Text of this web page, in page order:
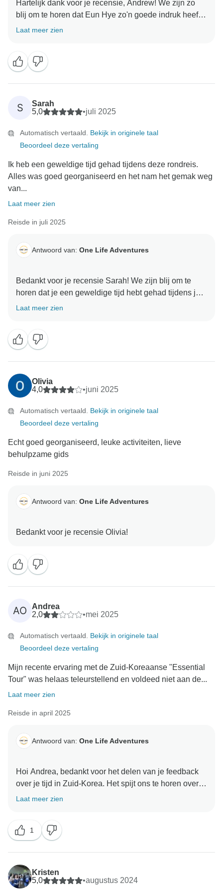
Hartelijk dank voor je recensie, Andrew! We zijn zo
blij om te horen dat Eun Hye zo'n goede indruk heeft
gemaakt, ze is echt ongelooflijk. Het was een
Laat meer zien
S
Sarah
5,0
•juli 2025
Automatisch vertaald. Bekijk in originele taal
Beoordeel deze vertaling
Ik heb een geweldige tijd gehad tijdens deze rondreis.
Alles was goed georganiseerd en het nam het gemak weg
van...
Laat meer zien
Reisde in juli 2025
Antwoord van: One Life Adventures
Bedankt voor je recensie Sarah! We zijn blij om te
horen dat je een geweldige tijd hebt gehad tijdens je
rondreis in Zuid-Korea met Priya - we weten dat ze blij
het vinden van heerlijk vegetarisch eten onderweg.
Laat meer zien
Olivia
4,0
•juni 2025
Automatisch vertaald. Bekijk in originele taal
Beoordeel deze vertaling
Echt goed georganiseerd, leuke activiteiten, lieve
behulpzame gids
Reisde in juni 2025
Antwoord van: One Life Adventures
AO
Andrea
2,0
•mei 2025
Automatisch vertaald. Bekijk in originele taal
Beoordeel deze vertaling
Mijn recente ervaring met de Zuid-Koreaanse "Essential
Tour" was helaas teleurstellend en voldeed niet aan de...
Laat meer zien
Reisde in april 2025
Antwoord van: One Life Adventures
Hoi Andrea, bedankt voor het delen van je feedback
over je tijd in Zuid-Korea. Het spijt ons te horen over
alle verwarring tijdens de tour. Onze Essentials tour is
Classic tour biedt niet bevat - ons doel was om met
deze stijl van tour tegemoet te komen aan een lager
budget en meer vrijheid om te verkennen zoals elke
reiziger dat wil - dit is de reden waarom sommige
activiteiten voor anderen in de tour zijn voorzien, maar
niet voor jezelf. We verontschuldigen ons voor
Laat meer zien
1
Kristen
5,0
•augustus 2024